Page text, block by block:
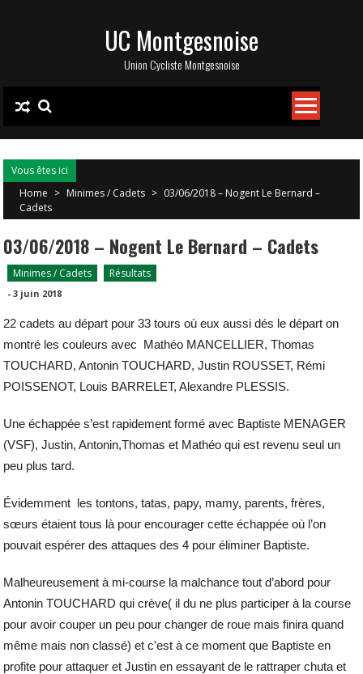
UC Montgesnoise
Union Cycliste Montgesnoise
Vous êtes ici
Home > Minimes / Cadets > 03/06/2018 – Nogent Le Bernard –
Cadets
03/06/2018 – Nogent Le Bernard – Cadets
Minimes / Cadets Résultats
-3 juin 2018
22 cadets au départ pour 33 tours où eux aussi dés le départ on
montré les couleurs avec Mathéo MANCELLIER, Thomas
TOUCHARD, Antonin TOUCHARD, Justin ROUSSET, Rémi
POISSENOT, Louis BARRELET, Alexandre PLESSIS.
Une échappée s’est rapidement formé avec Baptiste MENAGER
(VSF), Justin, Antonin,Thomas et Mathéo qui est revenu seul un
peu plus tard.
Évidemment les tontons, tatas, papy, mamy, parents, frères,
sœurs étaient tous là pour encourager cette échappée où l’on
pouvait espérer des attaques des 4 pour éliminer Baptiste.
Malheureusement à mi-course la malchance tout d’abord pour
Antonin TOUCHARD qui crève( il du ne plus participer à la course
pour avoir couper un peu pour changer de roue mais finira quand
même mais non classé) et c’est à ce moment que Baptiste en
profite pour attaquer et Justin en essayant de le rattraper chuta et